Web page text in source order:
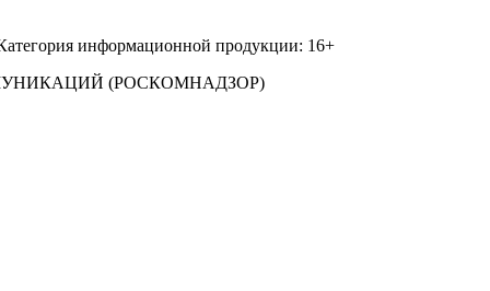
информационной продукции: 16+
(РОСКОМНАДЗОР)